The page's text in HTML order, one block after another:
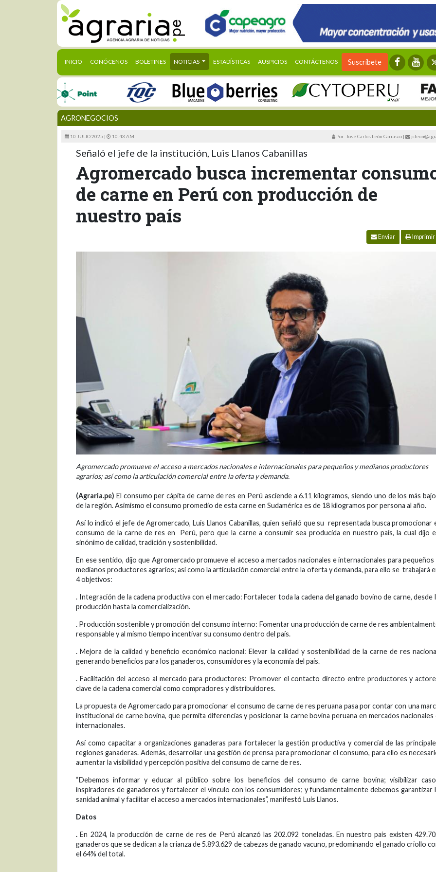
INICIO (CURRENT)
CONÓCENOS BOLETINES NOTICIAS ESTADÍSTICAS AUSPICIOS CONTÁCTENOS Suscríbete
AGRONEGOCIOS
10 JULIO 2025 | 10:43 AM Por: José Carlos León Carrasco |
Señaló el jefe de la institución, Luis Llanos Cabanillas
Agromercado busca incrementar
de carne en Perú con producción de
nuestro país
Enviar Imprimir
Agromercado promueve el acceso a mercados nacionales e internacionales para pequeños y medianos productores
agrarios; así como la articulación comercial entre la oferta y demanda.
(Agraria.pe) El consumo per cápita de carne de res en Perú asciende a 6.11 kilogramos, siendo uno de los más
de la región. Asimismo el consumo promedio de esta carne en Sudamérica es de 18 kilogramos por persona al año.
Así lo indicó el jefe de Agromercado, Luis Llanos Cabanillas, quien señaló que su representada busca promocionar
consumo de la carne de res en Perú, pero que la carne a consumir sea producida en nuestro país, la cual dijo
sinónimo de calidad, tradición y sostenibilidad.
En ese sentido, dijo que Agromercado promueve el acceso a mercados nacionales e internacionales para pequeños
medianos productores agrarios; así como la articulación comercial entre la oferta y demanda, para ello se trabajará
4 objetivos:
. Integración de la cadena productiva con el mercado: Fortalecer toda la cadena del ganado bovino de carne, desde
producción hasta la comercialización.
. Producción sostenible y promoción del consumo interno: Fomentar una producción de carne de res
responsable y al mismo tiempo incentivar su consumo dentro del país.
. Mejora de la calidad y beneficio económico nacional: Elevar la calidad y sostenibilidad de la carne de res
generando beneficios para los ganaderos, consumidores y la economía del país.
. Facilitación del acceso al mercado para productores: Promover el contacto directo entre productores y
clave de la cadena comercial como compradores y distribuidores.
La propuesta de Agromercado para promocionar el consumo de carne de res peruana pasa por contar con una
institucional de carne bovina, que permita diferencias y posicionar la carne bovina peruana en mercados nacionales
internacionales.
Así como capacitar a organizaciones ganaderas para fortalecer la gestión productiva y comercial de las
regiones ganaderas. Además, desarrollar una gestión de prensa para promocionar el consumo, para ello es
aumentar la visibilidad y percepción positiva del consumo de carne de res.
“Debemos informar y educar al público sobre los beneficios del consumo de carne bovina; visibilizar
inspiradores de ganaderos y fortalecer el vínculo con los consumidores; y fundamentalmente debemos garantizar
sanidad animal y facilitar el acceso a mercados internacionales”, manifestó Luis Llanos.
Datos
.En 2024, la producción de carne de res de Perú alcanzó las 202.092 toneladas. En nuestro país existen
ganaderos que se dedican a la crianza de 5.893.629 de cabezas de ganado vacuno, predominando el ganado criollo
el 64% del total.